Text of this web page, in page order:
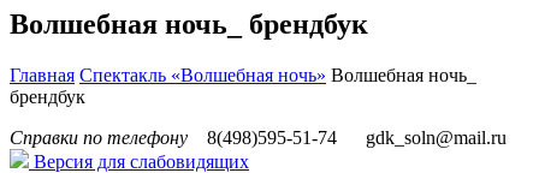
Волшебная ночь_ брендбук
Главная Спектакль «Волшебная ночь» Волшебная ночь_
брендбук
Справки по телефону
8(498)595-51-74
gdk_soln@mail.ru
Версия для слабовидящих